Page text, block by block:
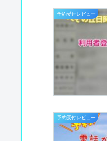
予約受付レビュー
予約受付レビュー